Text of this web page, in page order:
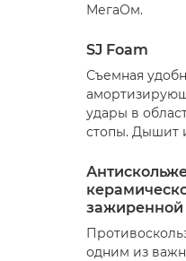
МегаОм.
SJ Foam
Съемная
удары в
стопы. Дышит
зажиренной
одним из